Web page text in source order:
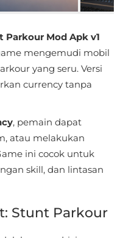
Parkour Mod Apk v1
mengemudi mobil
yang seru. Versi
currency tanpa
, pemain dapat
atau melakukan
ini cocok untuk
skill, dan lintasan
Stunt Parkour